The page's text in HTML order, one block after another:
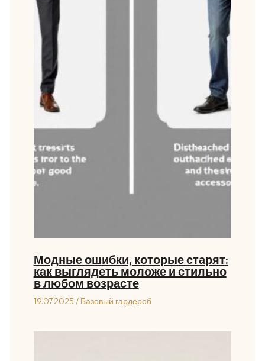
Модные ошибки, которые старят:
как выглядеть моложе и стильно
в любом возрасте
19.07.2025 / Базовый гардероб